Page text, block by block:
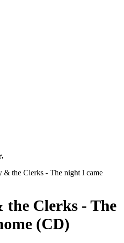
& the Clerks - The night I came
Clerks - The
(CD)